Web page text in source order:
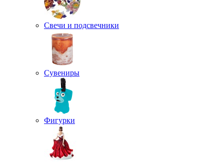
Свечи и подсвечники
Сувениры
Фигурки